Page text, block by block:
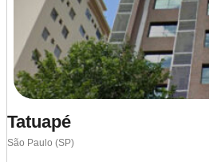
Tatuapé
São Paulo (SP)